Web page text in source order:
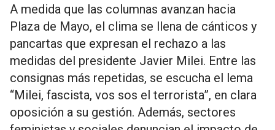
A medida que las columnas avanzan hacia
Plaza de Mayo, el clima se llena de cánticos y
pancartas que expresan el rechazo a las
medidas del presidente Javier Milei. Entre las
consignas más repetidas, se escucha el lema
“Milei, fascista, vos sos el terrorista”, en clara
oposición a su gestión. Además, sectores